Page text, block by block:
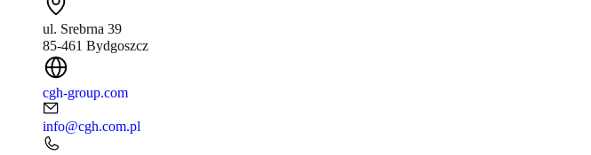
ul. Srebrna 39
85-461 Bydgoszcz
cgh-group.com
info@cgh.com.pl